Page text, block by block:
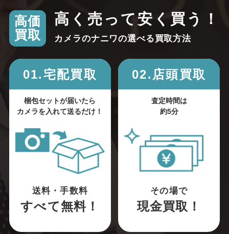
高価
買取
高く売って安く買う！
カメラのナニワの選べる買取方法
01.宅配買取
梱包セットが届いたら
カメラを入れて送るだけ！
送料・手数料
すべて無料！
02.店頭買取
査定時間は
約5分
その場で
現金買取！